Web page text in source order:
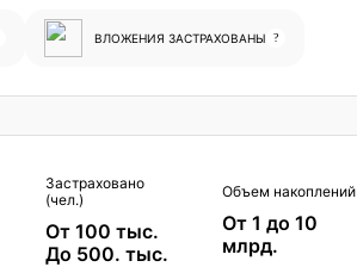
ВЛОЖЕНИЯ ЗАСТРАХОВАНЫ ?
Застраховано
(чел.)
От 100 тыс.
До 500. тыс.
Объем накоплений
От 1 до 10
млрд.